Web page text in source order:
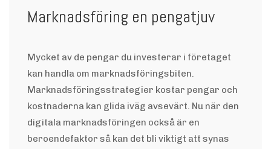
Marknadsföring en pengatjuv
Mycket av de pengar du investerar i företaget
kan handla om marknadsföringsbiten.
Marknadsföringsstrategier kostar pengar och
kostnaderna kan glida iväg avsevärt. Nu när den
digitala marknadsföringen också är en
beroendefaktor så kan det bli viktigt att synas